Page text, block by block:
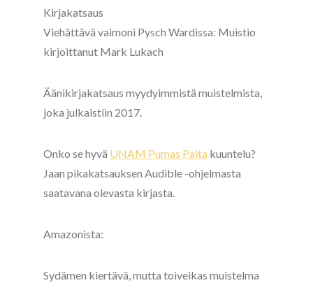
Kirjakatsaus
Viehättävä vaimoni Pysch Wardissa: Muistio
kirjoittanut Mark Lukach
Äänikirjakatsaus myydyimmistä muistelmista,
joka julkaistiin 2017.
Onko se hyvä UNAM Pumas Paita kuuntelu?
Jaan pikakatsauksen Audible -ohjelmasta
saatavana olevasta kirjasta.
Amazonista:
Sydämen kiertävä, mutta toiveikas muistelma